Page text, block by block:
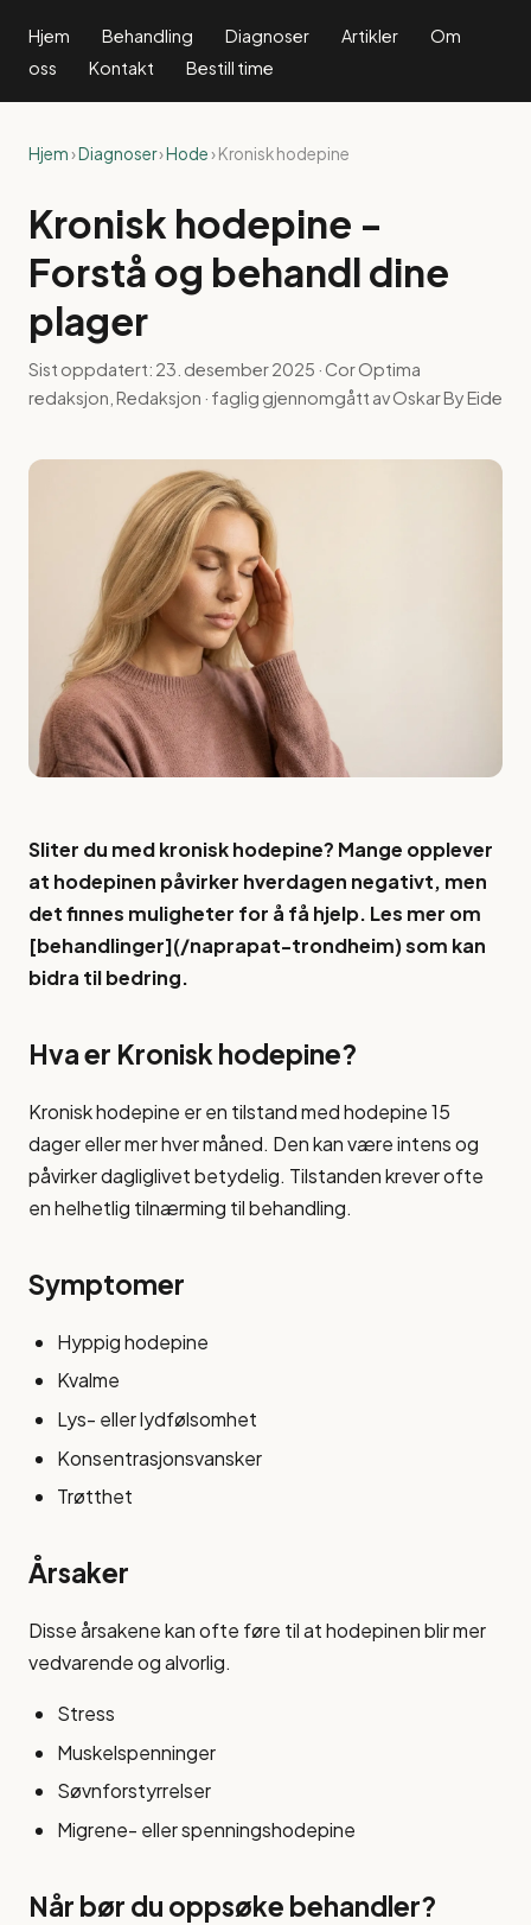
Hjem Behandling Diagnoser Artikler
Om
oss
Kontakt Bestill time
Hjem›Diagnoser›Hode› Kronisk hodepine
Kronisk hodepine -
Forstå og behandl dine
plager
Sist oppdatert: 23. desember 2025 · Cor Optima
redaksjon, Redaksjon · faglig gjennomgått av Oskar By Eide
Sliter du med kronisk hodepine? Mange opplever
at hodepinen påvirker hverdagen negativt, men
det finnes muligheter for å få hjelp. Les mer om
[behandlinger](/naprapat-trondheim) som kan
bidra til bedring.
Hva er Kronisk hodepine?
Kronisk hodepine er en tilstand med hodepine 15
dager eller mer hver måned. Den kan være intens og
påvirker dagliglivet betydelig. Tilstanden krever ofte
en helhetlig tilnærming til behandling.
Symptomer
Hyppig hodepine
Kvalme
Lys- eller lydfølsomhet
Konsentrasjonsvansker
Trøtthet
Årsaker
Disse årsakene kan ofte føre til at hodepinen blir mer
vedvarende og alvorlig.
Stress
Muskelspenninger
Søvnforstyrrelser
Migrene- eller spenningshodepine
Når bør du oppsøke behandler?